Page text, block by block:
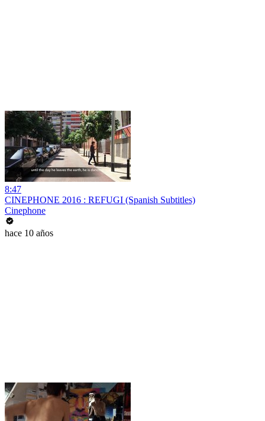
8:47
CINEPHONE 2016 : REFUGI (Spanish Subtitles)
Cinephone
hace 10 años